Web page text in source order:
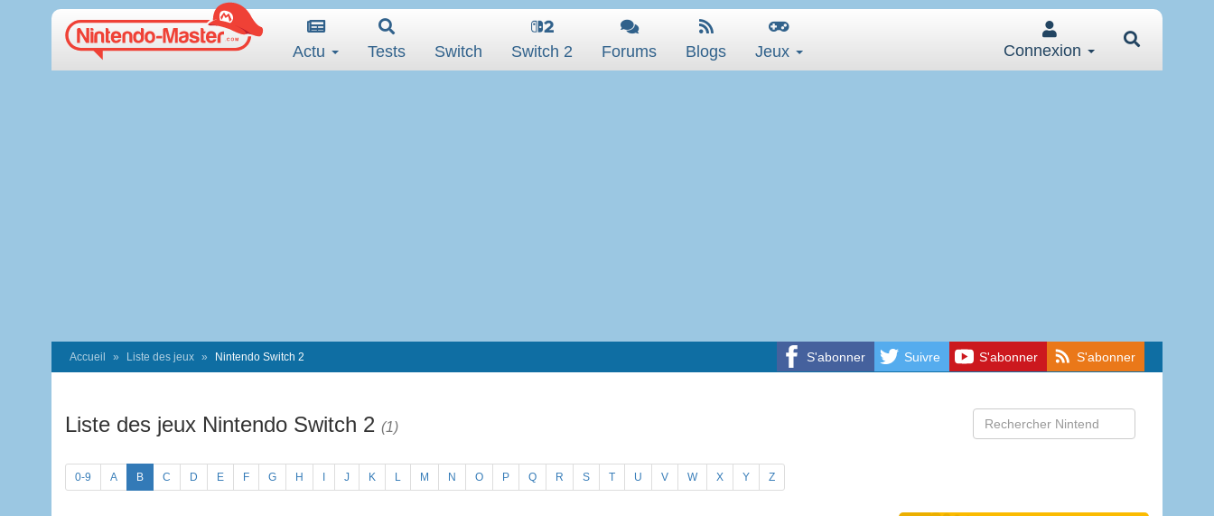
Actu Tests Switch Switch 2 Forums Blogs Jeux Connexion
S'abonner Suivre S'abonner S'abonner
Accueil Liste des jeux Nintendo Switch 2
Liste des jeux Nintendo Switch 2 (1)
0-9 A B C D E F G H J K L M N O P Q R S T U V W X Y Z